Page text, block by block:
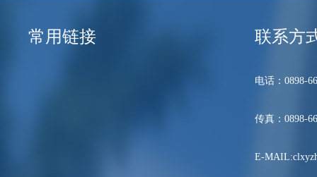
常用链接 联系方
电话：0898-
传真：0898-
E-